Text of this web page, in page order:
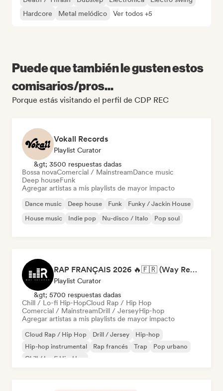
Hardcore
Metal melódico Ver todos +5
Puede que también le gusten estos
comisarios/pros...
Porque estás visitando el perfil de CDP REC
Vokall Records
Playlist Curator
&gt; 3500 respuestas dadas
Bossa novaComercial / MainstreamDance music
Deep houseFunk
Agregar artistas a mis playlists de mayor impacto
Dance music Deep house Funk
Funky / Jackin House
House music
Indie pop Nu-disco / Italo Pop soul
RAP FRANÇAIS 2026 🔥🇫🇷 (Way Records)
Playlist Curator
&gt; 5700 respuestas dadas
Chill / Lo-fi Hip-HopCloud Rap / Hip Hop
Comercial / MainstreamDrill / JerseyHip-hop
Agregar artistas a mis playlists de mayor impacto
Cloud Rap / Hip Hop Drill / Jersey
Hip-hop
Hip-hop instrumental
Rap francés Trap
Pop urbano
Chill / Lo-fi Hip-Hop